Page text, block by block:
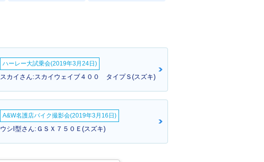
ハーレー大試乗会(2019年3月24日)
スカイさん:スカイウェイブ４００ タイプＳ(スズキ)
A&W名護店バイク撮影会(2019年3月16日)
ウシI型さん:ＧＳＸ７５０Ｅ(スズキ)